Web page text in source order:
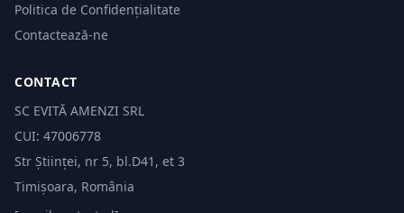
Politica de Confidențialitate
Contactează-ne
CONTACT
SC EVITĂ AMENZI SRL
CUI: 47006778
Str Științei, nr 5, bl.D41, et 3
Timișoara, România